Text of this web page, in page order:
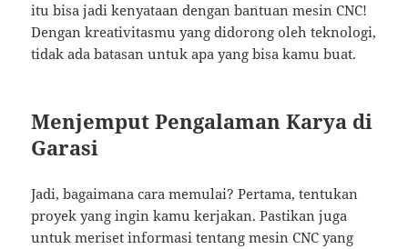
itu bisa jadi kenyataan dengan bantuan mesin CNC!
Dengan kreativitasmu yang didorong oleh teknologi,
tidak ada batasan untuk apa yang bisa kamu buat.
Menjemput Pengalaman Karya di
Garasi
Jadi, bagaimana cara memulai? Pertama, tentukan
proyek yang ingin kamu kerjakan. Pastikan juga
untuk meriset informasi tentang mesin CNC yang